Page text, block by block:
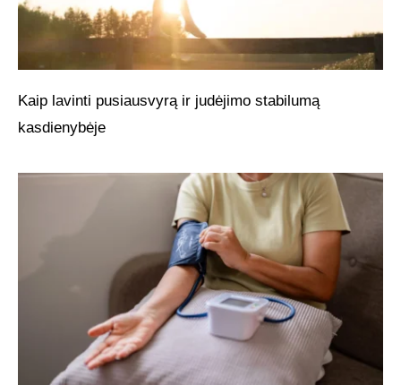
Kaip lavinti pusiausvyrą ir judėjimo stabilumą
kasdienybėje